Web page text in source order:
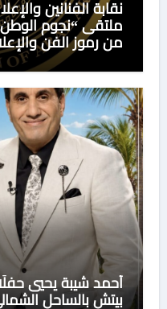
نقابة الفنانين
ملتقى “نجوم
من رموز الفن
يهنىء المكرمين
أحمد شيبة يحيي
بيتش بالساحل